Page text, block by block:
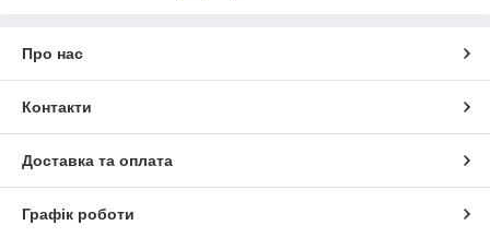
Про нас
Контакти
Доставка та оплата
Графік роботи